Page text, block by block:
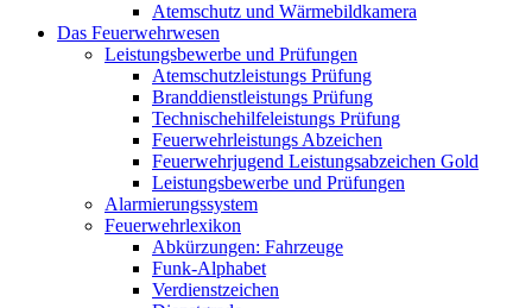
Atemschutz und Wärmebildkamera
Das Feuerwehrwesen
Leistungsbewerbe und Prüfungen
Atemschutzleistungs Prüfung
Branddienstleistungs Prüfung
Technischehilfeleistungs Prüfung
Feuerwehrleistungs Abzeichen
Feuerwehrjugend Leistungsabzeichen Gold
Leistungsbewerbe und Prüfungen
Alarmierungssystem
Feuerwehrlexikon
Abkürzungen: Fahrzeuge
Funk-Alphabet
Verdienstzeichen